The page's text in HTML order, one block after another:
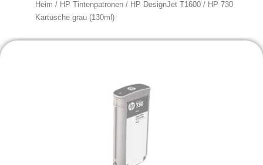
Heim / HP Tintenpatronen / HP DesignJet T1600 / HP 730
Kartusche grau (130ml)